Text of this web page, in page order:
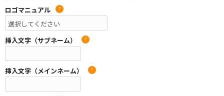
ロゴマニュアル ?
挿入文字（サブネーム） ?
挿入文字（メインネーム） ?